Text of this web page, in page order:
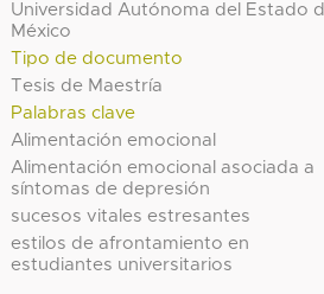
Universidad Autónoma del Estado
México
Tipo de documento
Tesis de Maestría
Palabras clave
Alimentación emocional
Alimentación emocional asociada a
síntomas de depresión
sucesos vitales estresantes
estilos de afrontamiento en
estudiantes universitarios